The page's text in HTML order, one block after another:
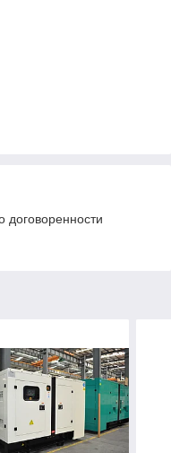
договоренности